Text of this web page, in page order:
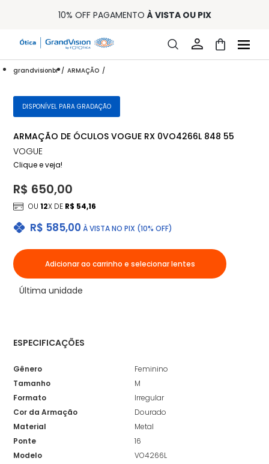
ENTREGA PARA TODO BRASIL
32% OFF NO COMBO - CONS. REG.
LOJA ONLINE DE LENTES DE CONTATO E ÓCULOS
FRETE GRÁTIS EM TODO O SITE
ENTREGA PARA TODO BRASIL
15% OFF NA PRIMEIRA COMPRA (CONSULTE REGULAMENTO)
grandvisionbr ARMAÇÃO
DISPONÍVEL PARA GRADAÇÃO
ARMAÇÃO DE ÓCULOS VOGUE RX 0VO4266L 848 55
VOGUE
Clique e veja!
R$ 585,00 À VISTA NO PIX (10% OFF)
R$ 650,00
OU12X DE R$ 54,16
Adicionar ao carrinho e selecionar lentes
Última unidade
ESPECIFICAÇÕES
Gênero
Feminino
Tamanho
M
Formato
Irregular
Cor da Armação
Dourado
Material
Metal
Ponte
16
Modelo
VO4266L